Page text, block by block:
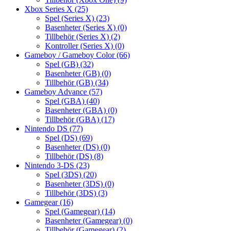
Xbox Series X (25)
Spel (Series X) (23)
Basenheter (Series X) (0)
Tillbehör (Series X) (2)
Kontroller (Series X) (0)
Gameboy / Gameboy Color(66)
Spel (GB) (32)
Basenheter (GB) (0)
Tillbehör (GB) (34)
Gameboy Advance (57)
Spel (GBA) (40)
Basenheter (GBA) (0)
Tillbehör (GBA) (17)
Nintendo DS (77)
Spel (DS) (69)
Basenheter (DS) (0)
Tillbehör (DS) (8)
Nintendo 3-DS (23)
Spel (3DS) (20)
Basenheter (3DS) (0)
Tillbehör (3DS) (3)
Gamegear(16)
Spel (Gamegear) (14)
Basenheter (Gamegear) (0)